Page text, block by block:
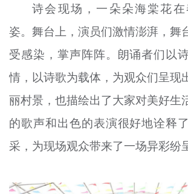
诗会现场，一朵朵海棠花
姿。舞台上，演员们激情澎湃，舞
受感染，掌声阵阵。朗诵者们以
情，以诗歌为载体，为观众们呈现
丽村景，也描绘出了大家对美好生
的歌声和出色的表演很好地诠释
采，为现场观众带来了一场异彩纷